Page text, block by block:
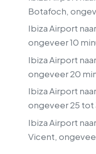
Botafoch,
Ibiza Airport
ongeveer 10
Ibiza Airport
ongeveer 20
Ibiza Airport
ongeveer 25 tot
Ibiza Airport
Vicent,